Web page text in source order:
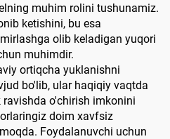
muhim rolini tushunamiz.
ketishini, bu esa
olib keladigan yuqori
muhimdir.
ortiqcha yuklanishni
bo'lib, ular haqiqiy vaqtda
o'chirish imkonini
doim xavfsiz
Foydalanuvchi uchun